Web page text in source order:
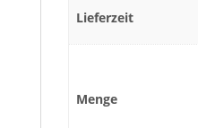
Lieferzeit
Menge